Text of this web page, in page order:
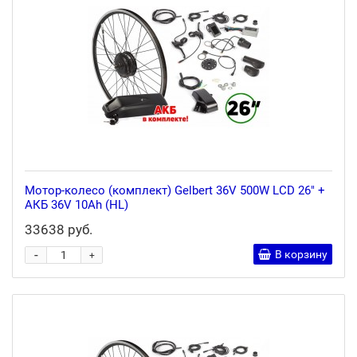
Мотор-колесо (комплект) Gelbert 36V 500W LCD 26" +
АКБ 36V 10Ah (HL)
33638 руб.
+
- В корзину